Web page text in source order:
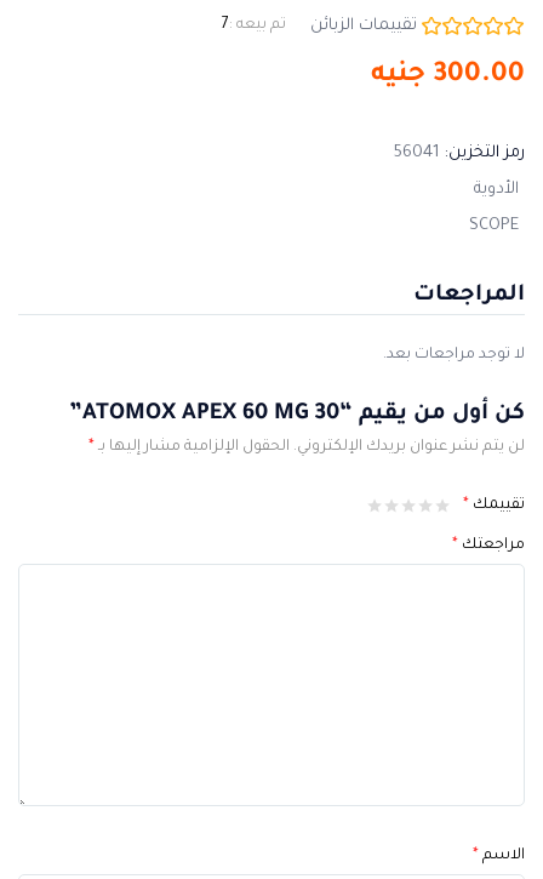
تقييمات الزبائن تم بيعه : 7
300.00 جنيه
رمز التخزين: 56041
الأدوية
SCOPE
المراجعات
لا توجد مراجعات بعد.
كن أول من يقيم “ATOMOX APEX 60 MG 30”
لن يتم نشر عنوان بريدك الإلكتروني. الحقول الإلزامية مشار إليها بـ *
تقييمك *
مراجعتك *
الاسم *